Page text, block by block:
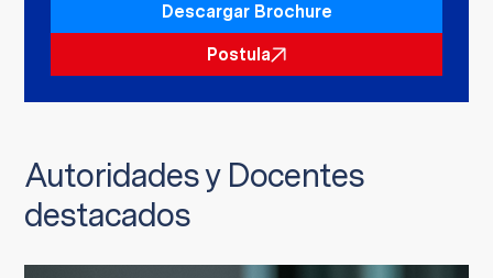
Descargar Brochure
Postula
Autoridades y Docentes
destacados